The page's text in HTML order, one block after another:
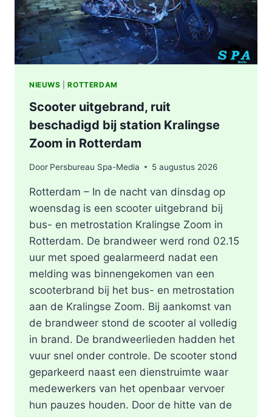
ROTTERDAM
NIEUWS |ROTTERDAM
Scooter uitgebrand, ruit
beschadigd bij station Kralingse
Zoom in Rotterdam
Door Persbureau Spa-Media 5 augustus 2026
Rotterdam – In de nacht van dinsdag op
woensdag is een scooter uitgebrand bij
bus- en metrostation Kralingse Zoom in
Rotterdam. De brandweer werd rond 02.15
uur met spoed gealarmeerd nadat een
melding was binnengekomen van een
scooterbrand bij het bus- en metrostation
aan de Kralingse Zoom. Bij aankomst van
de brandweer stond de scooter al volledig
in brand. De brandweerlieden hadden het
vuur snel onder controle. De scooter stond
geparkeerd naast een dienstruimte waar
medewerkers van het openbaar vervoer
hun pauzes houden. Door de hitte van de